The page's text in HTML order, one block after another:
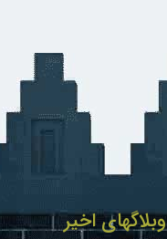
وبلاگهای اخیر